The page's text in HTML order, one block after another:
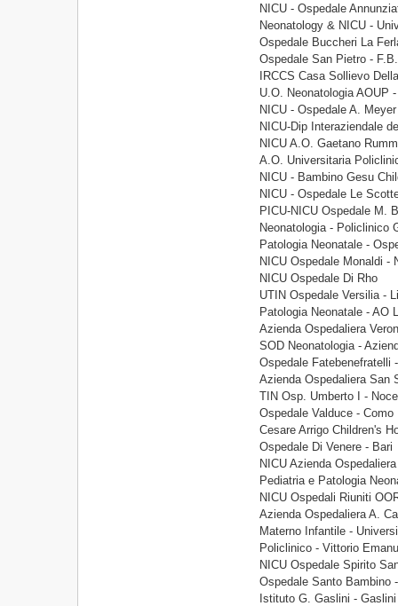
NICU - Ospedale
Neonatology & NICU -
Ospedale Buccheri La
Ospedale San Pietro -
IRCCS Casa Sollievo
U.O. Neonatologia AOUP
NICU - Ospedale A.
NICU-Dip Interaziendale
NICU A.O. Gaetano
A.O. Universitaria
NICU - Bambino Gesu
NICU - Ospedale Le
PICU-NICU Ospedale M.
Neonatologia - Policlinico
Patologia Neonatale -
NICU Ospedale Monaldi -
NICU Ospedale Di Rho
UTIN Ospedale Versilia -
Patologia Neonatale - AO
Azienda Ospedaliera
SOD Neonatologia -
Ospedale Fatebenefratelli
Azienda Ospedaliera San
TIN Osp. Umberto I -
Ospedale Valduce - Como
Cesare Arrigo Children's
Ospedale Di Venere - Bari
NICU Azienda
Pediatria e Patologia
NICU Ospedali Riuniti
Azienda Ospedaliera A.
Materno Infantile -
Policlinico - Vittorio
NICU Ospedale Spirito
Ospedale Santo Bambino
Istituto G. Gaslini - Gaslini